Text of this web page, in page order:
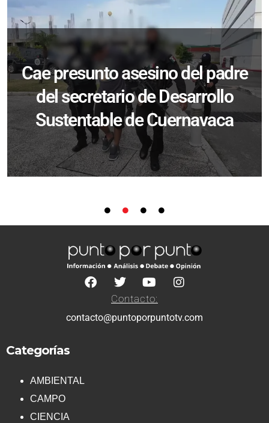
Cae presunto asesino del padre
del secretario de Desarrollo
Sustentable de Cuernavaca
Contacto:
contacto@puntoporpuntotv.com
Categorías
AMBIENTAL
CAMPO
CIENCIA